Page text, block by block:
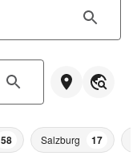
58 Salzburg 17